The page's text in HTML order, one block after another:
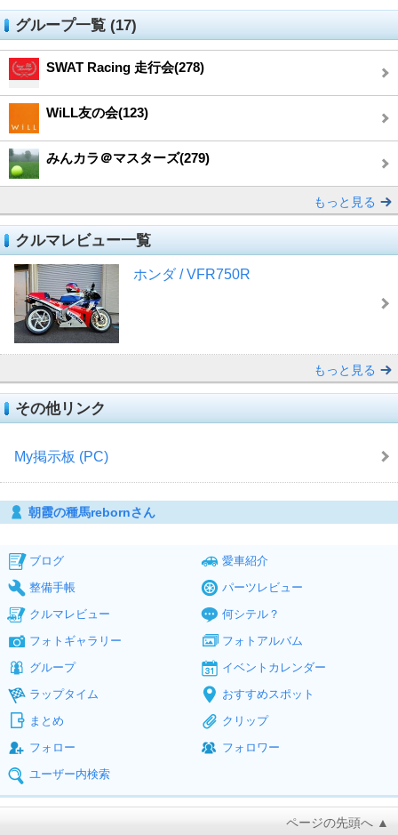
グループ一覧 (17)
SWAT Racing 走行会(278)
WiLL友の会(123)
みんカラ＠マスターズ(279)
もっと見る
クルマレビュー一覧
ホンダ / VFR750R
もっと見る
その他リンク
My掲示板 (PC)
朝霞の種馬rebornさん
ブログ
愛車紹介
整備手帳
パーツレビュー
クルマレビュー
何シテル？
フォトギャラリー
フォトアルバム
グループ
イベントカレンダー
ラップタイム
おすすめスポット
まとめ
クリップ
フォロー
フォロワー
ユーザー内検索
ページの先頭へ ▲